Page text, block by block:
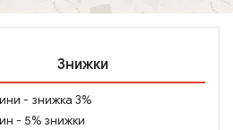
Знижки
- знижка 3%
- 5% знижки